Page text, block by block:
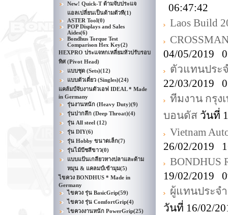
New! Quick-T ด้ามจับประแจ
แอลเปลี่ยนเป็นด้ามตัวที(1)
ASTER Tool(0)
POP Displays and Sales
Aides(6)
Bondhus Torque Test
Comparison Hex Key(2)
HEXPRO ประแจหกเหลี่ยมหัวปรับรอบ
ทิศ (Pivot Head)
แบบชุด (Sets)(12)
แบบตัวเดี่ยว (Singles)(24)
แคล้มป์จับงานตัวเอฟ IDEAL * Made
in Germany
รุ่นงานหนัก (Heavy Duty)(9)
รุ่นปากลึก (Deep Throat)(4)
รุ่น All steel (12)
รุ่น DIY(6)
รุ่น Hobby ขนาดเล็ก(7)
รุ่นไม้บีชสีขาว(0)
แบบแป้นเกลียวหางปลาและด้าม
หมุน & แคลมป์เข้ามุม(5)
ไขควง BONDHUS * Made in
Germany
ไขควง รุ่น BasicGrip(59)
ไขควง รุ่น ComfortGrip(4)
ไขควงงานหนัก PowerGrip(25)
06:47:42
Laos Build
04/05/2019
ตัวแทนประจ
22/03/2019
ทีมงาน กรุง
บอนดัส วันที่
Vietnam
26/02/2019
BONDHUS
19/02/2019
ผู้แทนประจำ
วันที่ 16/02/